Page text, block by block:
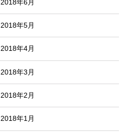
2018年6月
2018年5月
2018年4月
2018年3月
2018年2月
2018年1月